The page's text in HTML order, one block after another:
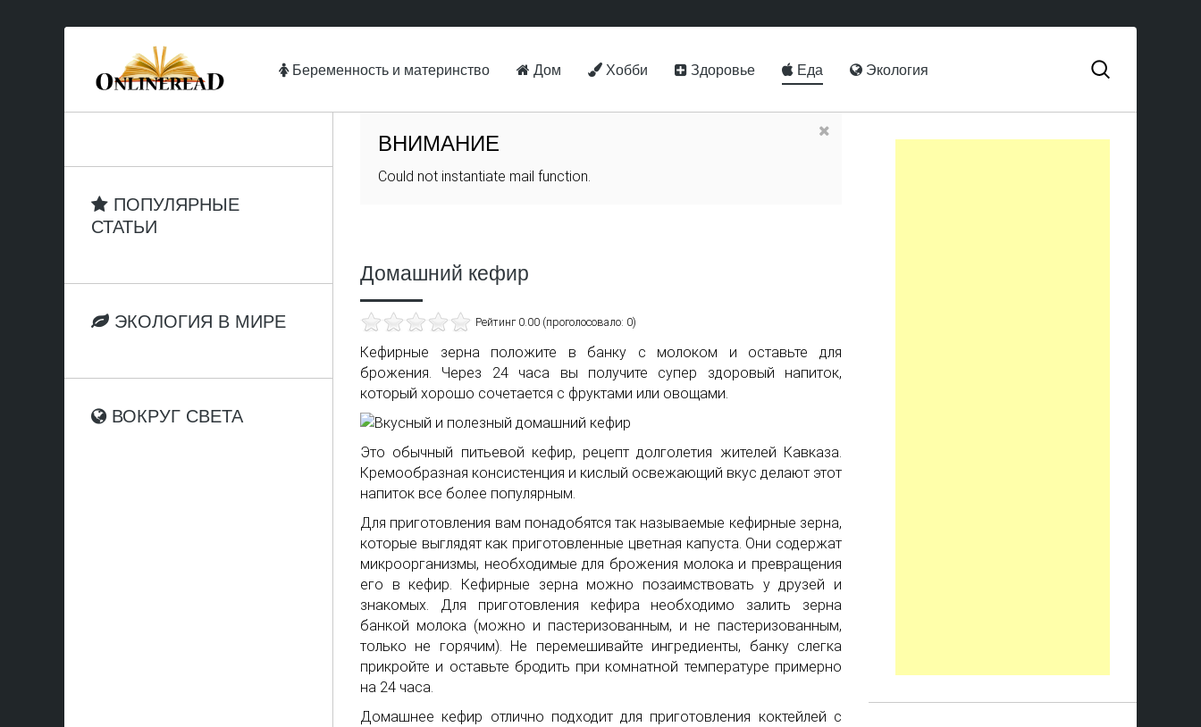
Беременность и материнство Дом Хобби Здоровье Еда Экология
ВНИМАНИЕ
Could not instantiate mail function.
Домашний кефир
Рейтинг 0.00 (проголосовало: 0)
Кефирные зерна положите в банку с молоком и оставьте для
брожения. Через 24 часа вы получите супер здоровый напиток,
который хорошо сочетается с фруктами или овощами.
Это обычный питьевой кефир, рецепт долголетия жителей Кавказа.
Кремообразная консистенция и кислый освежающий вкус делают этот
напиток все более популярным.
Для приготовления вам понадобятся так называемые кефирные зерна,
которые выглядят как приготовленные цветная капуста. Они содержат
микроорганизмы, необходимые для брожения молока и превращения
его в кефир. Кефирные зерна можно позаимствовать у друзей и
знакомых. Для приготовления кефира необходимо залить зерна
банкой молока (можно и пастеризованным, и не пастеризованным,
только не горячим). Не перемешивайте ингредиенты, банку слегка
прикройте и оставьте бродить при комнатной температуре примерно
на 24 часа.
Домашнее кефир отлично подходит для приготовления коктейлей с
ПОПУЛЯРНЫЕ
СТАТЬИ
ЭКОЛОГИЯ В МИРЕ
ВОКРУГ СВЕТА